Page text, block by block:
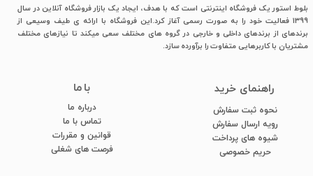
بلوط استور یک فروشگاه اینترنتی است که با هدف، ایجاد یک بازار فروشگاه آنلاین در سال
1399 فعالیت خود را به صورت رسمی آغاز کرد.این فروشگاه با ارائه ی طیف وسیعی از
برندهای از برندهای داخلی و خارجی در گروه های مختلف سعی میکند تا نیازهای مختلف
مشتریان با کاربرهایی متفاوت را برآورده سازد.
با ما
درباره ما
تماس با ما
قوانین و مقررات
فرصت های شغلی
​راهنمای خرید
نحوه ثبت سفارش
رویه ارسال سفارش
شیوه های پرداخت
​​​​​​​حریم خصوصی